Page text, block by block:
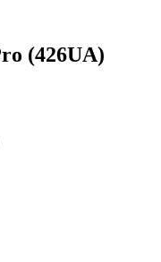
(426UA)